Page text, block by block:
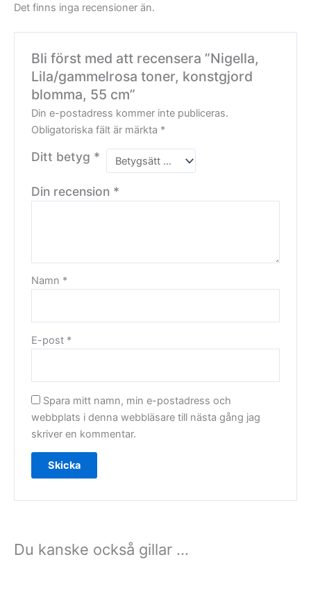
Det finns inga recensioner än.
Bli först med att recensera ”Nigella,
Lila/gammelrosa toner, konstgjord
blomma, 55 cm”
Din e-postadress kommer inte publiceras.
Obligatoriska fält är märkta *
Ditt betyg *
Din recension *
Namn *
E-post *
Spara mitt namn, min e-postadress och
webbplats i denna webbläsare till nästa gång jag
skriver en kommentar.
Du kanske också gillar …